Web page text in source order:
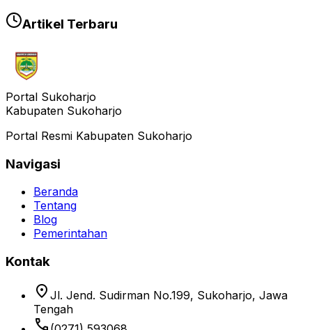
Artikel Terbaru
Portal Sukoharjo
Kabupaten Sukoharjo
Portal Resmi Kabupaten Sukoharjo
Navigasi
Beranda
Tentang
Blog
Pemerintahan
Kontak
location_on Jl. Jend. Sudirman No.199, Sukoharjo, Jawa
Tengah
phone